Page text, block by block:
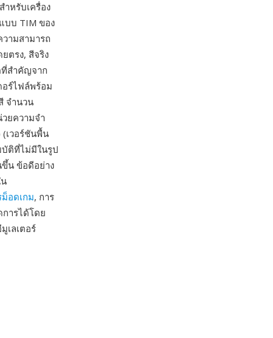
สำหรับเครื่อง
บบ TIM ของ
วามสามารถ
ตรง, สีจริง
ที่สำคัญจาก
อร์ไฟล์พร้อม
จำนวน
ยความจำ
(เวอร์ชันพื้น
บัติที่ไม่มีในรูป
น ข้อดีอย่าง
ม็อดเกม, การ
ารได้โดย
เลเตอร์